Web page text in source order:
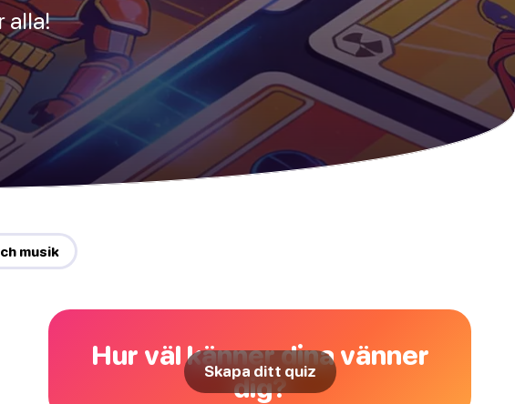
alla!
musik
Hur väl känner dina vänner
dig?
Skapa ditt quiz